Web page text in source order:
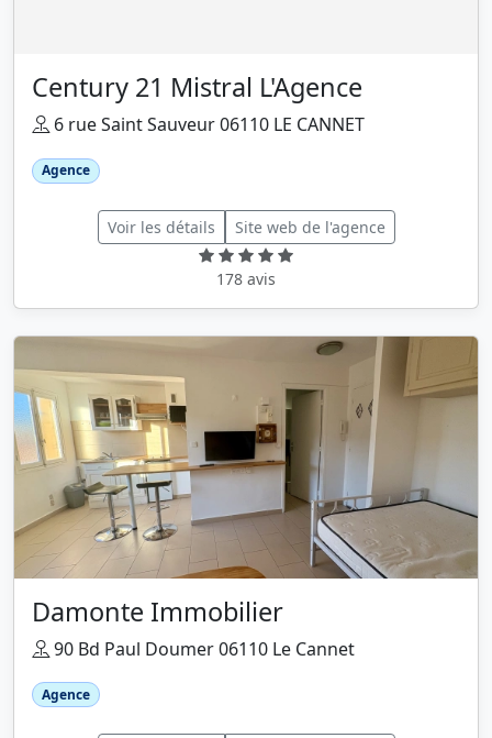
Century 21 Mistral L'Agence
6 rue Saint Sauveur 06110 LE CANNET
Agence
Voir les détails Site web de l'agence
178 avis
Damonte Immobilier
90 Bd Paul Doumer 06110 Le Cannet
Agence